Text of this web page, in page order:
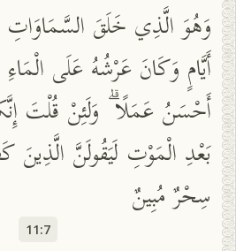
وَهُوَ الَّذِي خَلَقَ
أَيَّامٍ وَكَانَ عَرْشُهُ عَلَى
أَحْسَنُ عَمَلًا ۗ وَلَئِنْ قُلْتَ
بَعْدِ الْمَوْتِ لَيَقُولَنَّ الَّذِينَ
سِحْرٌ مُبِينٌ
11:7